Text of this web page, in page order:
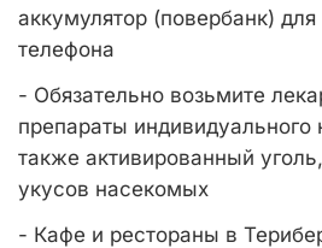
аккумулятор (повербанк)
телефона
- Обязательно возьмите
препараты индивидуального
также активированный
укусов насекомых
- Кафе и рестораны в